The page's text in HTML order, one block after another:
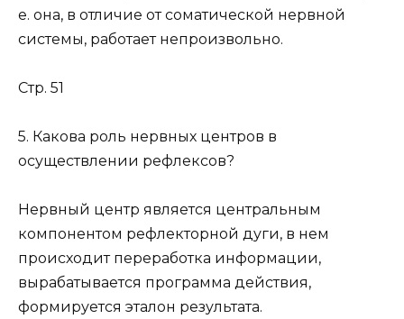
е. она, в отличие от соматической нервной
системы, работает непроизвольно.
Стр. 51
5. Какова роль нервных центров в
осуществлении рефлексов?
Нервный центр является центральным
компонентом рефлекторной дуги, в нем
происходит переработка информации,
вырабатывается программа действия,
формируется эталон результата.